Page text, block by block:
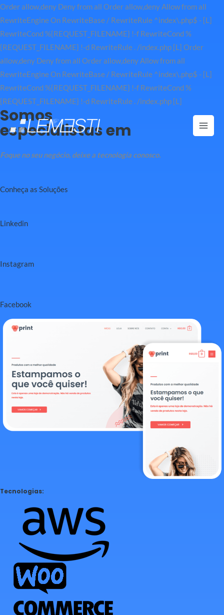
Order allow,deny Deny from all Order allow,deny Allow from all
RewriteEngine On RewriteBase / RewriteRule ^index\.php$ - [L]
RewriteCond %{REQUEST_FILENAME} !-f RewriteCond %
{REQUEST_FILENAME} !-d RewriteRule . /index.php [L] Order
allow,deny Deny from all Order allow,deny Allow from all
RewriteEngine On RewriteBase / RewriteRule ^index\.php$ - [L]
RewriteCond %{REQUEST_FILENAME} !-f RewriteCond %
{REQUEST_FILENAME} !-d RewriteRule . /index.php [L]
para
Main
Somos
especialistas em
Foque no seu negócio, deixe a tecnologia conosco.
Conheça as Soluções
Linkedin
Instagram
Facebook
Tecnologias: